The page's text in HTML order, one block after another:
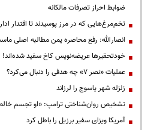
ضوابط احراز تصرفات مالکانه
تخم‌مرغ‌هایی که در مرز پوسیدند تا اقتدار
انصارالله: رفع محاصره یمن مطالبه اصلی
خودتحقیرها عریضه‌نویس کاخ سفید شده‌اند!
عملیات «نصر ۷» چه هدفی را دنبال می‌کرد؟
زلزله شهر یاسوج را لرزاند
تشخیص روان‌شناختی ترامپ: «او تجسم
آمریکا ویزای سفیر برزیل را باطل کرد